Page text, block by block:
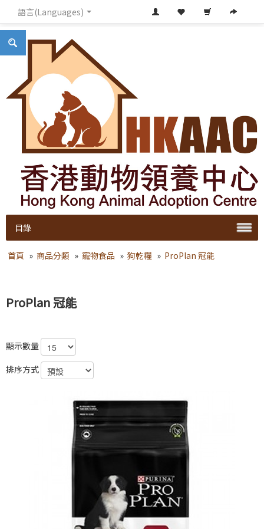
語言(Languages)
目錄
首頁 » 商品分類 » 寵物食品 » 狗乾糧 » ProPlan 冠能
ProPlan 冠能
顯示數量
排序方式